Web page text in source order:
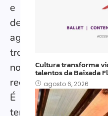
e
descanso,
agosto
trouxe
novos
recomeços.
É
tempo
Cultura transforma
talentos da Baixada
agosto 6, 2026